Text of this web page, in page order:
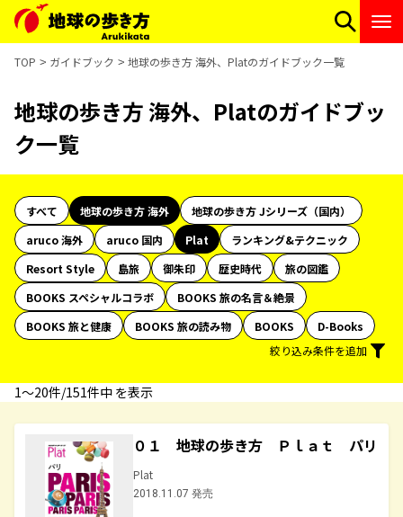
TOP ガイドブック 地球の歩き方 海外、Platのガイドブック一覧
地球の歩き方 海外、Platのガイドブッ
ク一覧
すべて 地球の歩き方 海外
地球の歩き方 Jシリーズ（国内）
aruco 海外
aruco 国内 Plat
ランキング&テクニック
Resort Style
島旅 御朱印 歴史時代
旅の図鑑
BOOKS スペシャルコラボ
BOOKS 旅の名言＆絶景
BOOKS 旅と健康
BOOKS 旅の読み物 BOOKS
D-Books
絞り込み条件を追加
1〜20件/151件中 を表示
０１ 地球の歩き方 Ｐｌａｔ パリ
Plat
2018.11.07 発売